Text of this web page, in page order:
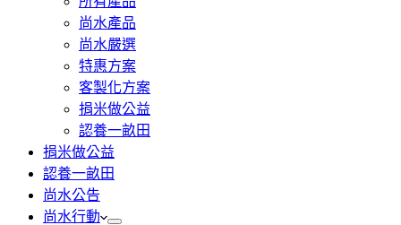
尚水產品
尚水嚴選
特惠方案
客製化方案
捐米做公益
認養一畝田
捐米做公益
認養一畝田
尚水公告
尚水行動